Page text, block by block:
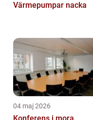
Värmepumpar nacka
04 maj 2026